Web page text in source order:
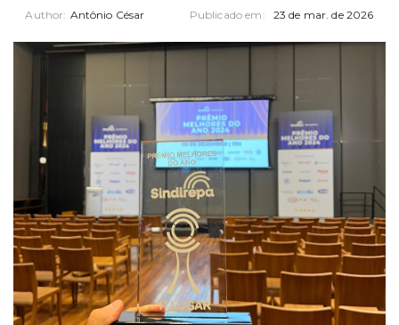
Author: Antônio César Publicado em: 23 de mar. de 2026